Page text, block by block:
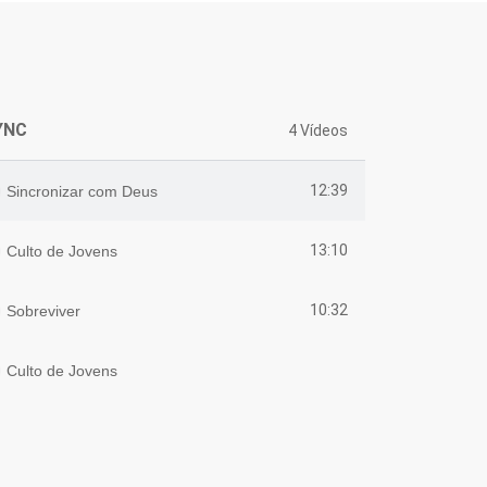
4 Vídeos
Sincronizar com Deus 12:39
Culto de Jovens 13:10
Sobreviver 10:32
Culto de Jovens